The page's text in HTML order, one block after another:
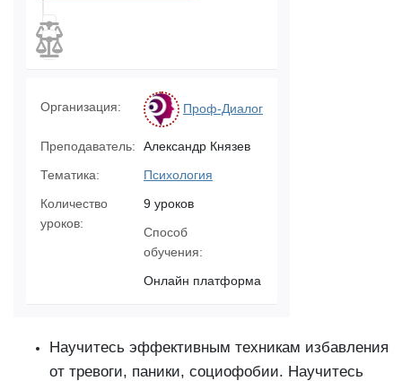
Организация: Проф-Диалог
Преподаватель:
Александр Князев
Тематика:
Психология
Количество
уроков:
9 уроков
Способ
обучения:
Онлайн платформа
Научитесь эффективным техникам избавления
от тревоги, паники, социофобии. Научитесь